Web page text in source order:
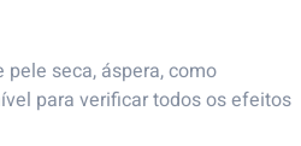
seca, áspera, como
para verificar todos os efeitos